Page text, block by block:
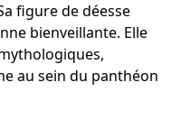
figure de déesse
bienveillante. Elle
au sein du panthéon